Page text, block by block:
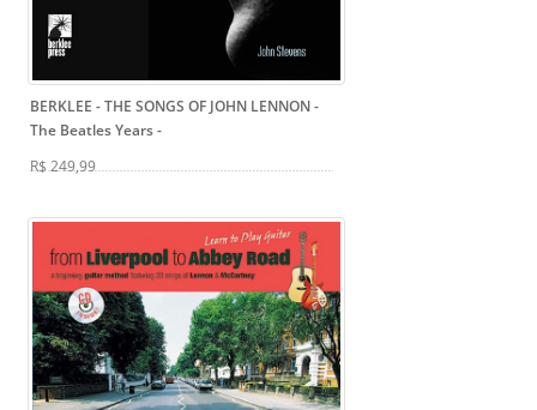
BERKLEE - THE SONGS OF JOHN LENNON -
The Beatles Years-
R$ 249,99